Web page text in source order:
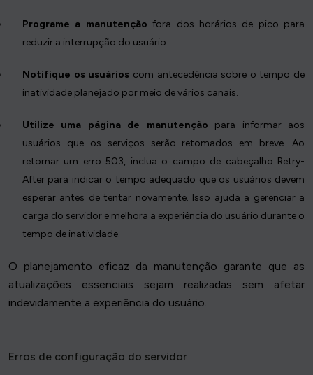
Programe a manutenção fora dos horários de pico para
reduzir a interrupção do usuário.
Notifique os usuários com antecedência sobre o tempo de
inatividade planejado por meio de vários canais.
Utilize uma página de manutenção para informar aos
usuários que os serviços serão retomados em breve. Ao
retornar um erro 503, inclua o campo de cabeçalho Retry-
After para indicar o tempo adequado que os usuários devem
esperar antes de tentar novamente. Isso ajuda a gerenciar a
carga do servidor e melhora a experiência do usuário durante o
tempo de inatividade.
O planejamento eficaz da manutenção garante que as
atualizações essenciais sejam realizadas sem afetar
indevidamente a experiência do usuário.
Erros de configuração do servidor